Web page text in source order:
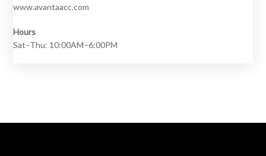
www.avantaacc.com
Hours
Sat–Thu: 10:00AM–6:00PM